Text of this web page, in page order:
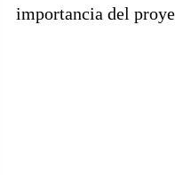
importancia del